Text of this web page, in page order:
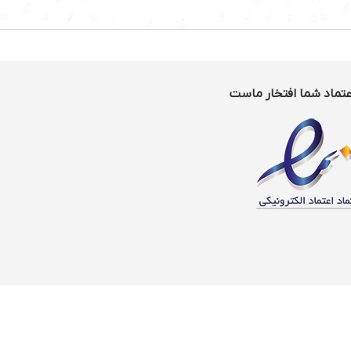
شما افتخار ماست